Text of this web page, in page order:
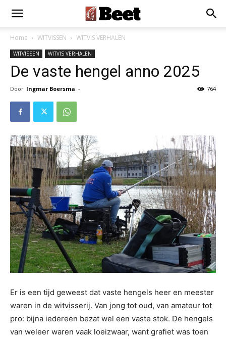
Home WITVISSEN WITVIS VERHALEN
WITVISSEN WITVIS VERHALEN
De vaste hengel anno 2025
Door Ingmar Boersma - 764
Er is een tijd geweest dat vaste hengels heer en meester
waren in de witvisserij. Van jong tot oud, van amateur tot
pro: bijna iedereen bezat wel een vaste stok. De hengels
van weleer waren vaak loeizwaar, want grafiet was toen